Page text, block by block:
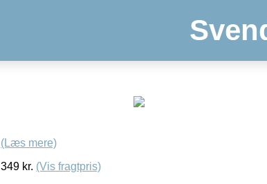
(Læs mere)
349 kr. (Vis fragtpris)